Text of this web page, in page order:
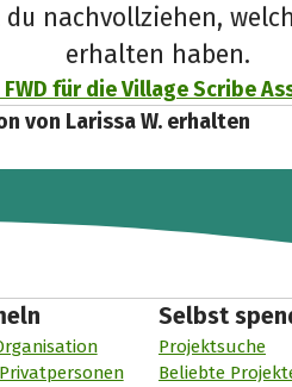
nachvollziehen,
erhalten haben.
für die Village Scribe
von Larissa W. erhalten
Selbst
Projektsuche
Beliebte